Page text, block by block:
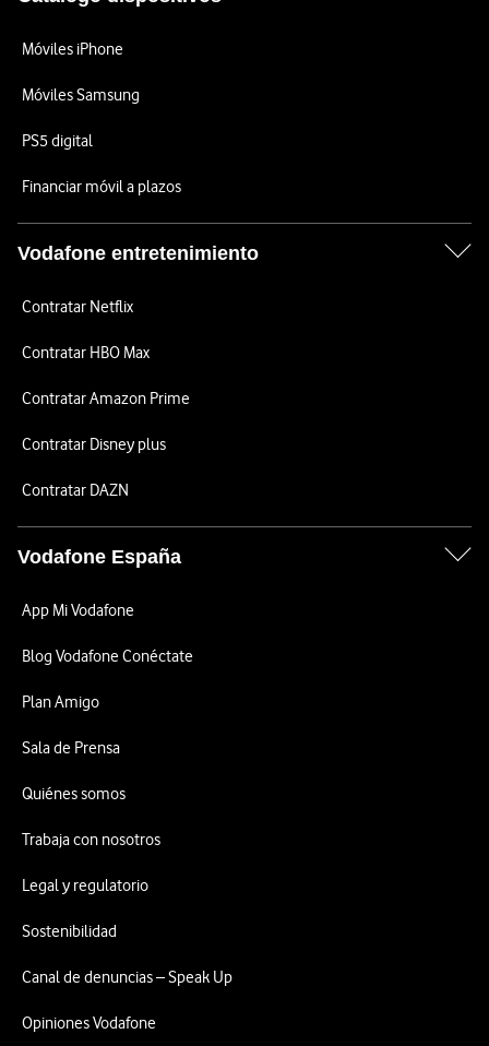
Móviles iPhone
Móviles Samsung
PS5 digital
Financiar móvil a plazos
Vodafone entretenimiento
Contratar Netflix
Contratar HBO Max
Contratar Amazon Prime
Contratar Disney plus
Contratar DAZN
Vodafone España
App Mi Vodafone
Blog Vodafone Conéctate
Plan Amigo
Sala de Prensa
Quiénes somos
Trabaja con nosotros
Legal y regulatorio
Sostenibilidad
Canal de denuncias – Speak Up
Opiniones Vodafone